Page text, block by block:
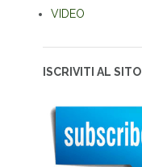
VIDEO
ISCRIVITI AL SITO